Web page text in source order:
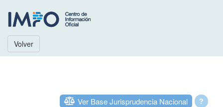
Volver
?
Ver Base Jurisprudencia Nacional